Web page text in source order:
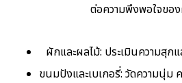
ต่อความพึงพอใจขอ
ผักและผลไม้: ประเมินความสุก
ขนมปังและเบเกอรี่: วัดความนุ่ม